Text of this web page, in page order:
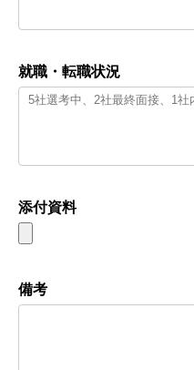
就職・転職状況
添付資料
備考